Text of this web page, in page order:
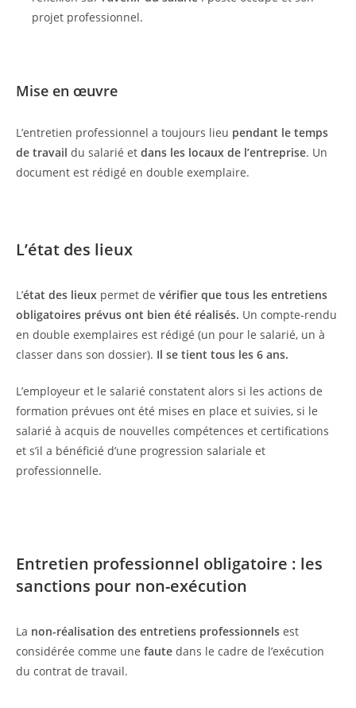
projet professionnel.
Mise en œuvre
L’entretien professionnel a toujours lieu pendant le temps
de travail du salarié et dans les locaux de l’entreprise. Un
document est rédigé en double exemplaire.
L’état des lieux
L’état des lieux permet de vérifier que tous les entretiens
obligatoires prévus ont bien été réalisés. Un compte-rendu
en double exemplaires est rédigé (un pour le salarié, un à
classer dans son dossier). Il se tient tous les 6 ans.
L’employeur et le salarié constatent alors si les actions de
formation prévues ont été mises en place et suivies, si le
salarié à acquis de nouvelles compétences et certifications
et s’il a bénéficié d’une progression salariale et
professionnelle.
Entretien professionnel obligatoire : les
sanctions pour non-exécution
La non-réalisation des entretiens professionnels est
considérée comme une faute dans le cadre de l’exécution
du contrat de travail.